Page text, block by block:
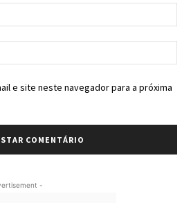
e site neste navegador para a próxima
-